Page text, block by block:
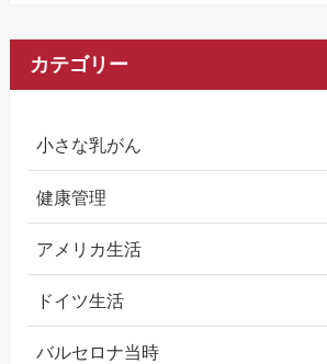
カテゴリー
小さな乳がん
健康管理
アメリカ生活
ドイツ生活
バルセロナ当時